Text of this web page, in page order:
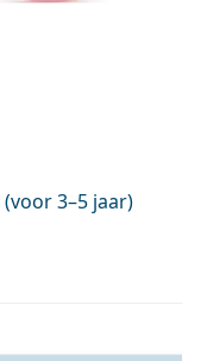
3–5 jaar)